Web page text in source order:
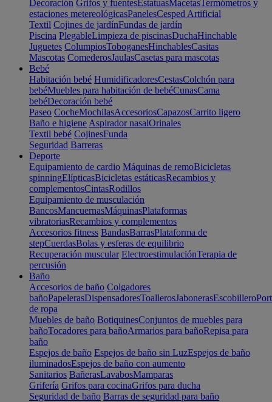
Decoración Grifos y fuentesEstatuasMacetasTermómetros y
estaciones metereológicasPanelesCesped Artificial
Textil Cojines de jardínFundas de jardín
Piscina PlegableLimpieza de piscinasDuchaHinchable
Juguetes ColumpiosToboganesHinchablesCasitas
Mascotas ComederosJaulasCasetas para mascotas
Bebé
Habitación bebé HumidificadoresCestasColchón para
bebéMuebles para habitación de bebéCunasCama
bebéDecoración bebé
Paseo CocheMochilasAccesoriosCapazosCarrito ligero
Baño e higiene Aspirador nasalOrinales
Textil bebé CojinesFunda
Seguridad Barreras
Deporte
Equipamiento de cardio Máquinas de remoBicicletas
spinningElípticasBicicletas estáticasRecambios y
complementosCintasRodillos
Equipamiento de musculación
BancosMancuernasMáquinasPlataformas
vibratoriasRecambios y complementos
Accesorios fitness BandasBarrasPlataforma de
stepCuerdasBolas y esferas de equilibrio
Recuperación muscular ElectroestimulaciónTerapia de
percusión
Baño
Accesorios de baño Colgadores
bañoPapelerasDispensadoresToallerosJabonerasEscobillero
de ropa
Muebles de baño BotiquinesConjuntos de muebles para
bañoTocadores para bañoArmarios para bañoRepisa para
baño
Espejos de baño Espejos de baño sin LuzEspejos de baño
iluminadosEspejos de baño con aumento
Sanitarios BañerasLavabosMamparas
Grifería Grifos para cocinaGrifos para ducha
Seguridad de baño Barras de seguridad para baño